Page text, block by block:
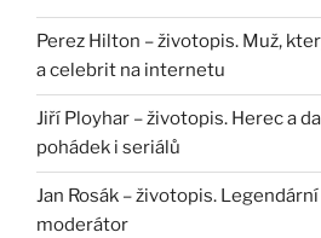
Perez Hilton – životopis. Muž,
a celebrit na internetu
Jiří Ployhar – životopis. Herec a
pohádek i seriálů
Jan Rosák – životopis.
moderátor